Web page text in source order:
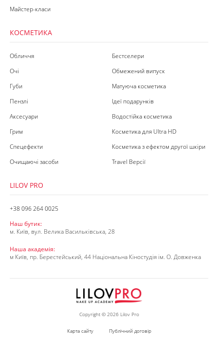
Майстер-класи
КОСМЕТИКА
Обличчя
Очі
Губи
Пензлі
Аксесуари
Грим
Спецефекти
Очищаючі засоби
Бестселери
Обмежений випуск
Матуюча косметика
Ідеї подарунків
Водостійка косметика
Косметика для Ultra HD
Косметика з ефектом другої шкіри
Travel Версії
LILOV PRO
+38 096 264 0025
Наш бутик:
м. Київ, вул. Велика Васильківська, 28
Наша академія:
м Київ, пр. Берестейський, 44 Національна Кіностудія ім. О. Довженка
Copyright © 2026 Lilov Pro
Карта сайту Публічний договір